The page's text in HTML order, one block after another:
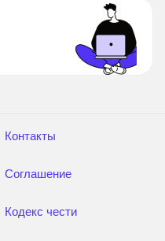
Контакты
Соглашение
Кодекс чести